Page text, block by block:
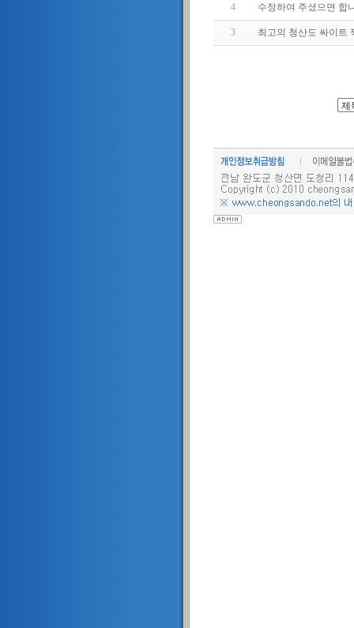
4 수정하여 주셨으면 합
3 최고의 청산도 싸이트